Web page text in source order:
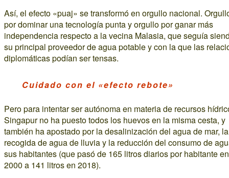
Así, el efecto «puaj» se transformó en orgullo nacional.
por dominar una tecnología punta y orgullo por ganar más
independencia respecto a la vecina Malasia, que seguía
su principal proveedor de agua potable y con la que las
diplomáticas podían ser tensas.
Cuidado con el «efecto rebote»
Pero para intentar ser autónoma en materia de recursos
Singapur no ha puesto todos los huevos en la misma cesta, y
también ha apostado por la desalinización del agua de mar, la
recogida de agua de lluvia y la reducción del consumo de
sus habitantes (que pasó de 165 litros diarios por habitante en
2000 a 141 litros en 2018).